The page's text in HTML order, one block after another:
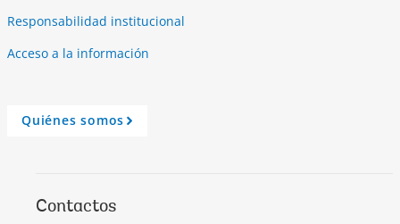
Responsabilidad institucional
Acceso a la información
Quiénes somos
A
Contactos